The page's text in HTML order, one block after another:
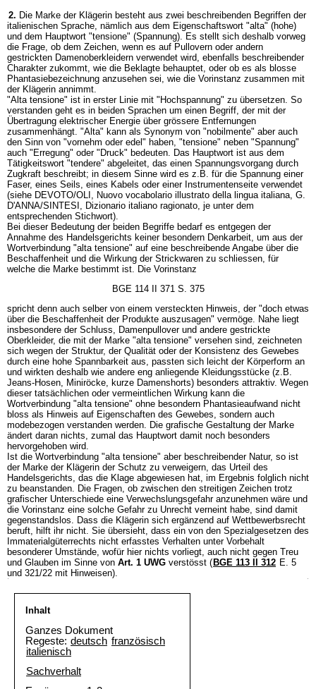
2. Die Marke der Klägerin besteht aus zwei beschreibenden Begriffen der
italienischen Sprache, nämlich aus dem Eigenschaftswort "alta" (hohe)
und dem Hauptwort "tensione" (Spannung). Es stellt sich deshalb vorweg
die Frage, ob dem Zeichen, wenn es auf Pullovern oder andern
gestrickten Damenoberkleidern verwendet wird, ebenfalls beschreibender
Charakter zukommt, wie die Beklagte behauptet, oder ob es als blosse
Phantasiebezeichnung anzusehen sei, wie die Vorinstanz zusammen mit
der Klägerin annimmt.
"Alta tensione" ist in erster Linie mit "Hochspannung" zu übersetzen. So
verstanden geht es in beiden Sprachen um einen Begriff, der mit der
Übertragung elektrischer Energie über grössere Entfernungen
zusammenhängt. "Alta" kann als Synonym von "nobilmente" aber auch
den Sinn von "vornehm oder edel" haben, "tensione" neben "Spannung"
auch "Erregung" oder "Druck" bedeuten. Das Hauptwort ist aus dem
Tätigkeitswort "tendere" abgeleitet, das einen Spannungsvorgang durch
Zugkraft beschreibt; in diesem Sinne wird es z.B. für die Spannung einer
Faser, eines Seils, eines Kabels oder einer Instrumentenseite verwendet
(siehe DEVOTO/OLI, Nuovo vocabolario illustrato della lingua italiana, G.
D'ANNA/SINTESI, Dizionario italiano ragionato, je unter dem
entsprechenden Stichwort).
Bei dieser Bedeutung der beiden Begriffe bedarf es entgegen der
Annahme des Handelsgerichts keiner besondern Denkarbeit, um aus der
Wortverbindung "alta tensione" auf eine beschreibende Angabe über die
Beschaffenheit und die Wirkung der Strickwaren zu schliessen, für
welche die Marke bestimmt ist. Die Vorinstanz
BGE 114 II 371 S. 375
spricht denn auch selber von einem versteckten Hinweis, der "doch etwas
über die Beschaffenheit der Produkte auszusagen" vermöge. Nahe liegt
insbesondere der Schluss, Damenpullover und andere gestrickte
Oberkleider, die mit der Marke "alta tensione" versehen sind, zeichneten
sich wegen der Struktur, der Qualität oder der Konsistenz des Gewebes
durch eine hohe Spannbarkeit aus, passten sich leicht der Körperform an
und wirkten deshalb wie andere eng anliegende Kleidungsstücke (z.B.
Jeans-Hosen, Miniröcke, kurze Damenshorts) besonders attraktiv. Wegen
dieser tatsächlichen oder vermeintlichen Wirkung kann die
Wortverbindung "alta tensione" ohne besondern Phantasieaufwand nicht
bloss als Hinweis auf Eigenschaften des Gewebes, sondern auch
modebezogen verstanden werden. Die grafische Gestaltung der Marke
ändert daran nichts, zumal das Hauptwort damit noch besonders
hervorgehoben wird.
Ist die Wortverbindung "alta tensione" aber beschreibender Natur, so ist
der Marke der Klägerin der Schutz zu verweigern, das Urteil des
Handelsgerichts, das die Klage abgewiesen hat, im Ergebnis folglich nicht
zu beanstanden. Die Fragen, ob zwischen den streitigen Zeichen trotz
grafischer Unterschiede eine Verwechslungsgefahr anzunehmen wäre und
die Vorinstanz eine solche Gefahr zu Unrecht verneint habe, sind damit
gegenstandslos. Dass die Klägerin sich ergänzend auf Wettbewerbsrecht
beruft, hilft ihr nicht. Sie übersieht, dass ein von den Spezialgesetzen des
Immaterialgüterrechts nicht erfasstes Verhalten unter Vorbehalt
besonderer Umstände, wofür hier nichts vorliegt, auch nicht gegen Treu
und Glauben im Sinne von Art. 1 UWG verstösst ( BGE 113 II 312 E. 5
und 321/22 mit Hinweisen).
Inhalt
Ganzes Dokument
Regeste: deutsch französisch
italienisch
Sachverhalt